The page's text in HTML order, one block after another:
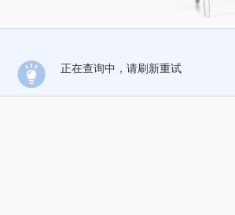
正在查询中，请刷新重试